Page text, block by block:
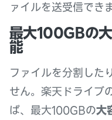
ァイルを送受信できま
最大100GBの
能
ファイルを分割した
せん。楽天ドライブ
ば、最大100GBの大